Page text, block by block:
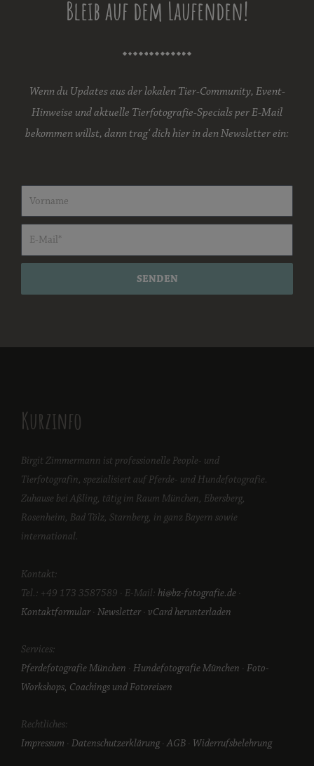
Bleib auf dem Laufenden!
Wenn du Updates aus der lokalen Tier-Community, Event-
Hinweise und aktuelle Tierfotografie-Specials per E-Mail
bekommen willst, dann trag‘ dich hier in den Newsletter ein:
SENDEN
Kurzinfo
Birgit Zimmermann ist professionelle People- und
Tierfotografin, spezialisiert auf Pferde- und Hundefotografie.
Zuhause bei Aßling, tätig im Raum München, Ebersberg,
Rosenheim, Bad Tölz, Starnberg, in ganz Bayern sowie
international.
Kontakt:
Tel.: +49 173 3587589 · E-Mail: hi@bz-fotografie.de ·
Kontaktformular· Newsletter· vCard herunterladen
Services:
Pferdefotografie München · Hundefotografie München · Foto-
Workshops, Coachings und Fotoreisen
Rechtliches:
Impressum · Datenschutzerklärung·AGB · Widerrufsbelehrung